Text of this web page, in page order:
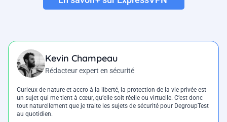
Kevin Champeau
Rédacteur expert en sécurité
Curieux de nature et accro à la liberté, la protection de la vie privée est
un sujet qui me tient à cœur, qu’elle soit réelle ou virtuelle. C’est donc
tout naturellement que je traite les sujets de sécurité pour DegroupTest
au quotidien.